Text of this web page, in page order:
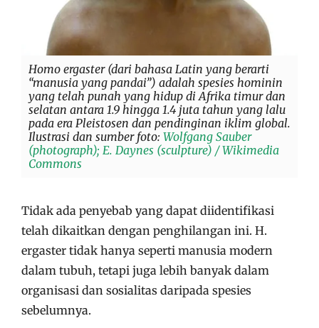
Homo ergaster (dari bahasa Latin yang berarti
“manusia yang pandai”) adalah spesies hominin
yang telah punah yang hidup di Afrika timur dan
selatan antara 1.9 hingga 1.4 juta tahun yang lalu
pada era Pleistosen dan pendinginan iklim global.
Ilustrasi dan sumber foto: Wolfgang Sauber
(photograph); E. Daynes (sculpture) / Wikimedia
Commons
Tidak ada penyebab yang dapat diidentifikasi
telah dikaitkan dengan penghilangan ini. H.
ergaster tidak hanya seperti manusia modern
dalam tubuh, tetapi juga lebih banyak dalam
organisasi dan sosialitas daripada spesies
sebelumnya.